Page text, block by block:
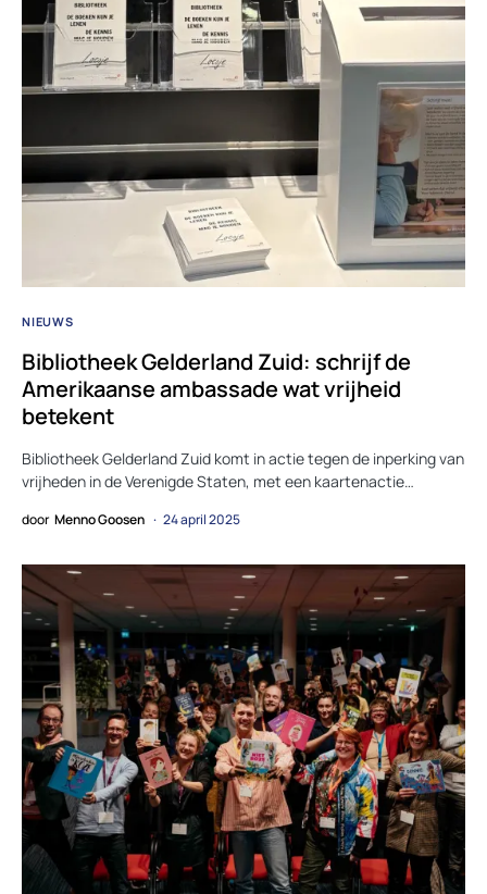
NIEUWS
Bibliotheek Gelderland Zuid: schrijf de
Amerikaanse ambassade wat vrijheid
betekent
Bibliotheek Gelderland Zuid komt in actie tegen de inperking van
vrijheden in de Verenigde Staten, met een kaartenactie…
door Menno Goosen 24 april 2025